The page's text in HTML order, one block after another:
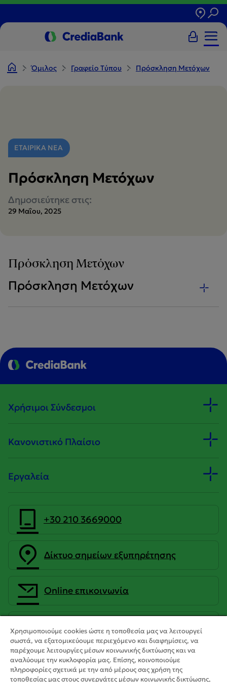
Όμιλος Γραφείο Tύπου Πρόσκληση Μετόχων
ΕΤΑΙΡΙΚΑ ΝΕΑ
Πρόσκληση Μετόχων
Δημοσιεύτηκε στις:
29 Μαΐου, 2025
Πρόσκληση Μετόχων
Πρόσκληση Μετόχων
Χρήσιμοι Σύνδεσμοι
Κανονιστικό Πλαίσιο
Εργαλεία
+30 210 3669000
Δίκτυο σημείων εξυπηρέτησης
Οnline επικοινωνία
CrediaBank Ανώνυμη Τραπεζική
Εταιρεία
Χρησιμοποιούμε cookies ώστε η τοποθεσία μας να λειτουργεί
σωστά, να εξατομικεύουμε περιεχόμενο και διαφημίσεις, να
παρέχουμε λειτουργίες μέσων κοινωνικής δικτύωσης και να
αναλύουμε την κυκλοφορία μας. Επίσης, κοινοποιούμε
πληροφορίες σχετικά με την από μέρους σας χρήση της
τοποθεσίας μας στους συνεργάτες μέσων κοινωνικής δικτύωσης,